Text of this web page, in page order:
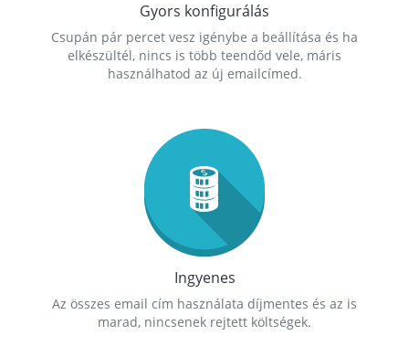
Gyors konfigurálás
Csupán pár percet vesz igénybe a beállítása és ha
elkészültél, nincs is több teendőd vele, máris
használhatod az új emailcímed.
Ingyenes
Az összes email cím használata díjmentes és az is
marad, nincsenek rejtett költségek.